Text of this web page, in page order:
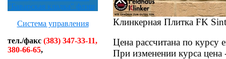
"Баварская кладка" флэш
Система управления
тел./факс (383) 347-33-11,
380-66-65,
Клинкерная Плитка FK
Цена рассчитана по курсу
При изменении курса цена